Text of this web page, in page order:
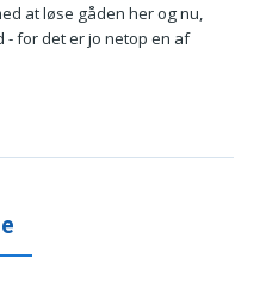
at løse gåden her og nu,
for det er jo netop en af